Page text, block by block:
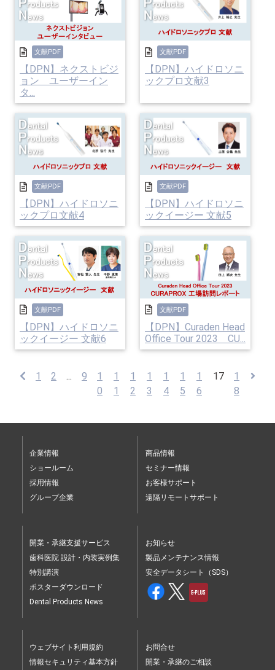
文献PDF
【DPN】ネクストビジ
ョン ユーザーイン
タ...
文献PDF
【DPN】ハイドロソニ
ックプロ文献3
文献PDF
【DPN】ハイドロソニ
ックプロ文献4
文献PDF
【DPN】ハイドロソニ
ックイージー 文献5
文献PDF
【DPN】ハイドロソニ
ックイージー 文献6
文献PDF
【DPN】Curaden Head
Office Tour 2023 CU...
1 2 ... 9
1
0
1
1
1
2
1
3
1
4
1
5
1
6
17
1
8
企業情報
ショールーム
採用情報
グループ企業
商品情報
セミナー情報
お客様サポート
遠隔リモートサポート
開業・承継支援サービス
歯科医院 設計・内装実例集
特別講演
ポスターダウンロード
Dental Products News
お知らせ
製品メンテナンス情報
安全データシート（SDS）
ウェブサイト利用規約
情報セキュリティ基本方針
お問合せ
開業・承継のご相談